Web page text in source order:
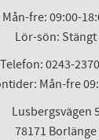
Mån-fre: 09:00-
Lör-sön: Stängt
Telefon: 0243-
Mån-fre
Lusbergsvägen 5
78171 Borlänge